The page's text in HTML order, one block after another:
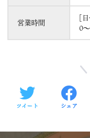
営業時間
[
0
ツイート シェア